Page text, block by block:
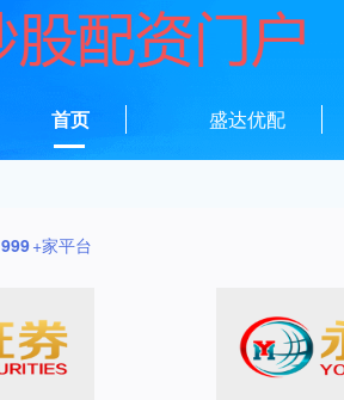
首页 盛达优配
999+家平台